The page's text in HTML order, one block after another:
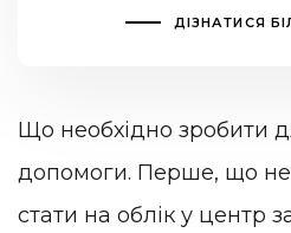
ДІЗНАТИСЯ
Що необхідно зробити
допомоги. Перше, що
стати на облік у центр